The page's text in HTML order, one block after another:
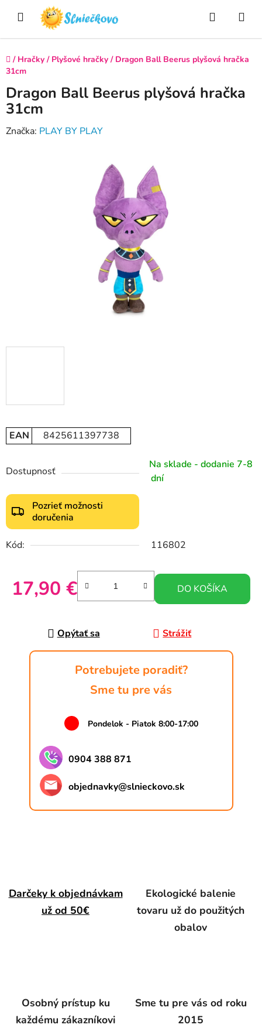
Hľadať
Domov
/ Hračky / Plyšové hračky / Dragon Ball Beerus plyšová hračka
31cm
EAN 8425611397738
Dostupnosť
Na sklade - dodanie 7-8
dní
Pozrieť možnosti
doručenia
Kód: 116802
17,90 € DO KOŠÍKA
Opýtať sa Strážiť
Potrebujete poradiť?
Sme tu pre vás
Pondelok - Piatok 8:00-17:00
0904 388 871
objednavky@slnieckovo.sk
Dragon Ball Beerus plyšová hračka
31cm
Značka: PLAY BY PLAY
Darčeky k objednávkam
už od 50€
Ekologické balenie
tovaru už do použitých
obalov
Osobný prístup ku
každému zákazníkovi
Sme tu pre vás od roku
2015